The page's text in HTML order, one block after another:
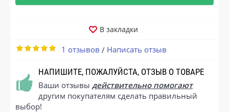
В закладки
1 отзывов / Написать отзыв
НАПИШИТЕ, ПОЖАЛУЙСТА, ОТЗЫВ О ТОВАРЕ
Ваши отзывы действительно помогают
другим покупателям сделать правильный
выбор!